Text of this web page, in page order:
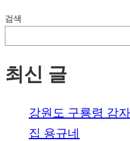
검색
최신 글
강원도 구룡령 감
집 용규네